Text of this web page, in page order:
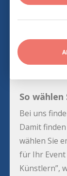
So
Bei uns
Damit
wählen Sie
für Ihr Event
Künstlern”,